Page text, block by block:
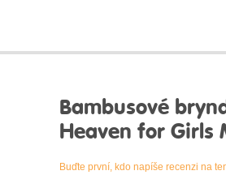
Bambusové
Heaven for Girls
Buďte první, kdo napíše recenzi na